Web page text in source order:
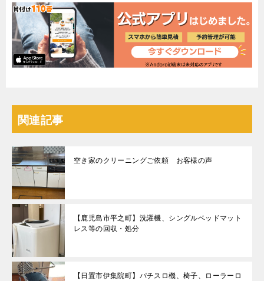
関連記事
空き家のクリーニングご依頼 お客様の声
【鹿児島市平之町】洗濯機、シングルベッドマット
レス等の回収・処分
【日置市伊集院町】パチスロ機、椅子、ローラーロ